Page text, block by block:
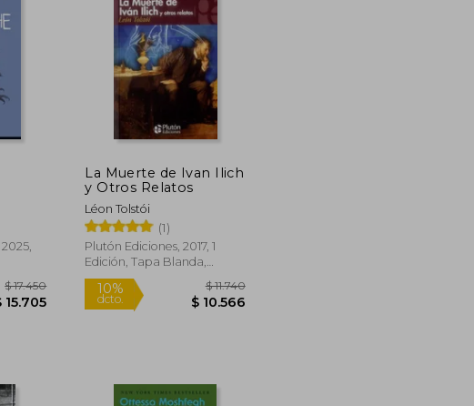
$ 15.705
La Muerte de Ivan Ilich
y Otros Relatos
Léon Tolstói
(1)
Plutón Ediciones, 2017, 1
Edición, Tapa Blanda,
Nuevo